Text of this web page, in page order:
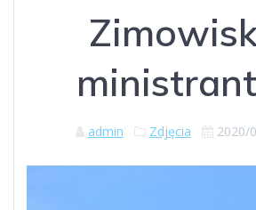
admin Zdjęcia 2020/